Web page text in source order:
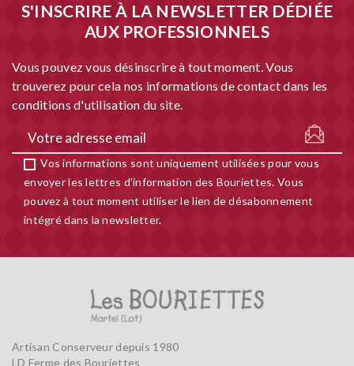
S'INSCRIRE À LA NEWSLETTER DÉDIÉE
AUX PROFESSIONNELS
Vous pouvez vous désinscrire à tout moment. Vous
trouverez pour cela nos informations de contact dans les
conditions d'utilisation du site.
Vos informations sont uniquement utilisées pour vous
envoyer les lettres d’information des Bouriettes. Vous
pouvez à tout moment utiliser le lien de désabonnement
intégré dans la newsletter.
Artisan Conserveur depuis 1980
LD Ferme des Bouriettes